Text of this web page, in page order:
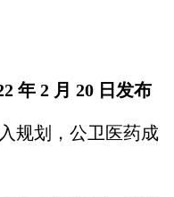
年 2 ⽉ 20 ⽇发布
规划，公卫医药成